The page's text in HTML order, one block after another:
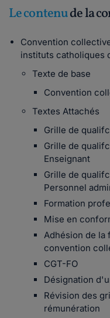
Le contenude la
Convention
instituts catholiques
Texte de base
Convention
Textes Attachés
Grille de
Grille de
Enseignant
Grille de
Personnel
Formation
Mise en
Adhésion de la
convention
CGT-FO
Désignation
Révision des
rémunération